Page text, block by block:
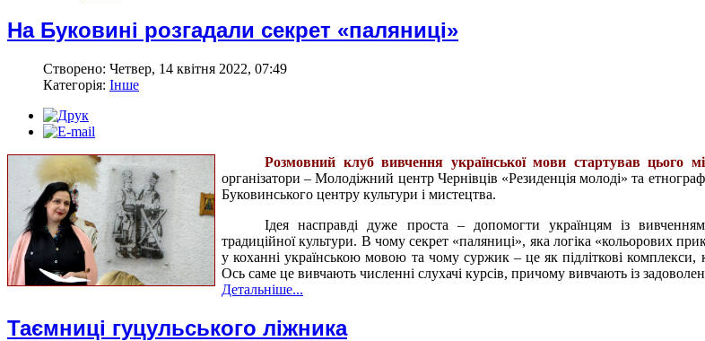
На Буковині розгадали секрет «паляниці»
Створено: Четвер, 14 квітня 2022, 07:49
Категорія: Інше
Розмовний клуб вивчення української мови стартував цього
організатори – Молодіжний центр Чернівців «Резиденція молоді» та
Буковинського центру культури і мистецтва.
Ідея насправді дуже проста – допомогти українцям із
традиційної культури. В чому секрет «паляниці», яка логіка «кольорових
у коханні українською мовою та чому суржик – це як підліткові комплекси,
Ось саме це вивчають численні слухачі курсів, причому вивчають із
Детальніше...
Таємниці гуцульського ліжника